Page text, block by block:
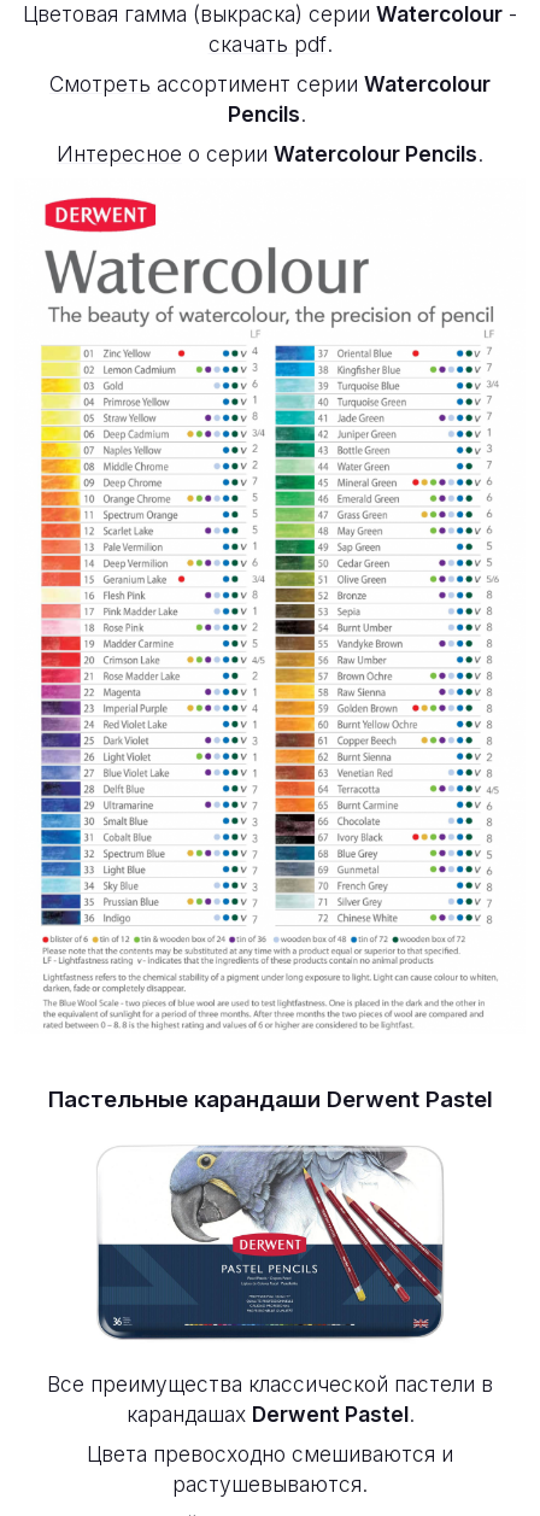
Цветовая гамма (выкраска) серии Watercolour -
скачать pdf.
Смотреть ассортимент серии Watercolour
Pencils.
Интересное о серии Watercolour Pencils.
Пастельные карандаши Derwent Pastel
Все преимущества классической пастели в
карандашах Derwent Pastel.
Цвета превосходно смешиваются и
растушевываются.